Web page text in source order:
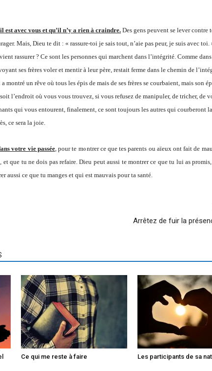
est avec vous et qu’il n’y a rien à craindre.Des gens peuvent se lever contre
Mais, Dieu te dit : « rassure-toi je sais tout, n’aie pas peur, je suis avec toi.
rassurer ? Ce sont les personnes qui marchent dans l’intégrité. Comme
ses frères voler et mentir à leur père, restait ferme dans le chemin de
montré un rêve où tous les épis de mais de ses frères se courbaient, mais son
l’endroit où vous vous trouvez, si vous refusez de manipuler, de tricher, de
qui vous entourent, finalement, ce sont toujours les autres qui courberont
ce sera la joie.
votre vie passée, pour te montrer ce que tes parents ou aïeux ont fait de
et que tu ne dois pas refaire. Dieu peut aussi te montrer ce que tu lui as
aussi ce que tu manges et qui est mauvais pour ta santé.
Arrêtez de fuir la
Ce qui me reste à faire Les participants de sa